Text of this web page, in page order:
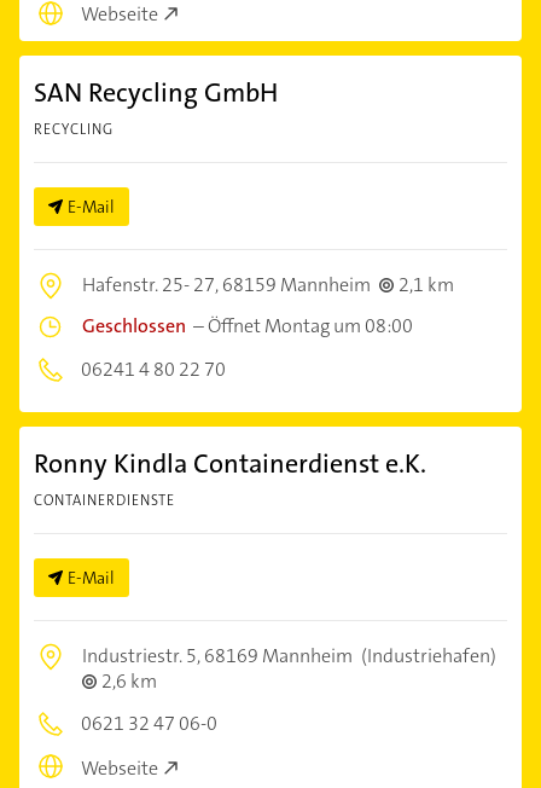
Webseite
SAN Recycling GmbH
RECYCLING
E-Mail
Hafenstr. 25- 27,68159 Mannheim
2,1 km
Geschlossen –Öffnet Montag um 08:00
06241 4 80 22 70
Ronny Kindla Containerdienst e.K.
CONTAINERDIENSTE
E-Mail
Industriestr. 5,68169 Mannheim (Industriehafen)
2,6 km
0621 32 47 06-0
Webseite